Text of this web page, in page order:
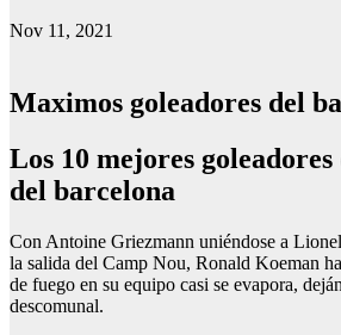
Nov 11, 2021
Maximos goleadores del
Los 10 mejores goleadores de la historia
del barcelona
Con Antoine Griezmann uniéndose a
la salida del Camp Nou, Ronald Koeman
de fuego en su equipo casi se evapora,
descomunal.